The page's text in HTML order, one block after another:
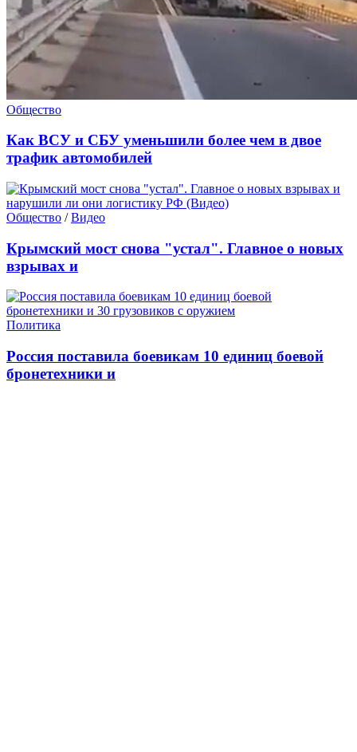
Общество
Как ВСУ и СБУ уменьшили более чем в двое
трафик автомобилей
Общество /Видео
Крымский мост снова "устал". Главное о новых
взрывах и
Политика
Россия поставила боевикам 10 единиц боевой
бронетехники и